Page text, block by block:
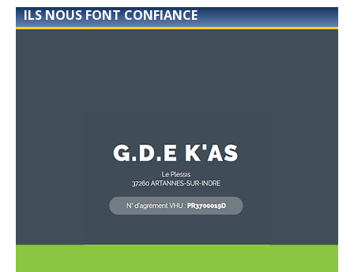
ILS NOUS FONT CONFIANCE